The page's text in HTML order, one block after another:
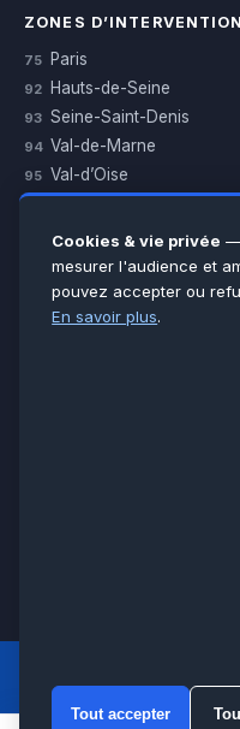
ZONES D’INTERVENTION
75 Paris
92 Hauts-de-Seine
93 Seine-Saint-Denis
94 Val-de-Marne
95 Val-d’Oise
Essonne
Seine-et-Marne
Voir toutes les villes →
Cookies & vie privée —
mesurer l'audience et
pouvez accepter ou
En savoir plus.
Tout accepter